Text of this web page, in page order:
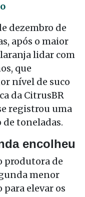
dezembro de
após o maior
lidar com
que
nível de suco
da CitrusBR
registrou uma
de toneladas.
encolheu
produtora de
menor
para elevar os